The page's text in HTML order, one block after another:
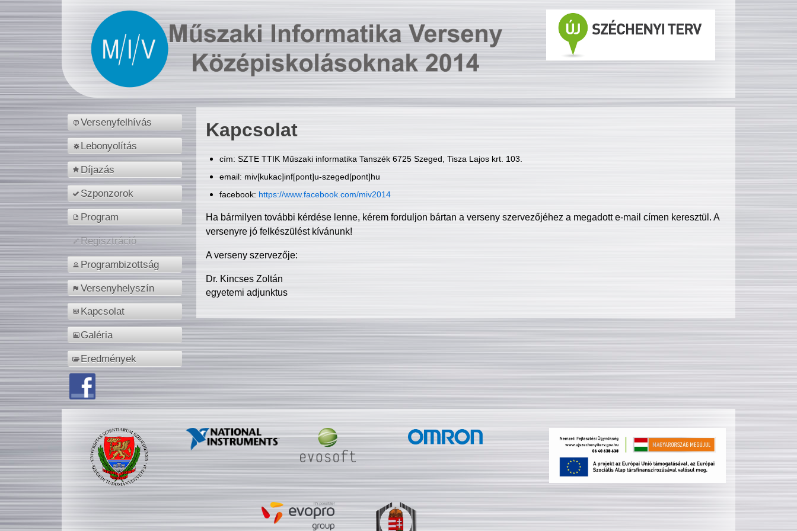
Versenyfelhívás
Lebonyolítás
Díjazás
Szponzorok
Program
Regisztráció
Programbizottság
Versenyhelyszín
Kapcsolat
Galéria
Eredmények
Kapcsolat
cím: SZTE TTIK Műszaki informatika Tanszék 6725 Szeged, Tisza Lajos krt. 103.
email: miv[kukac]inf[pont]u-szeged[pont]hu
facebook: https://www.facebook.com/miv2014
Ha bármilyen további kérdése lenne, kérem forduljon bártan a verseny szervezőjéhez a megadott e-mail címen keresztül. A
versenyre jó felkészülést kívánunk!
A verseny szervezője:
Dr. Kincses Zoltán
egyetemi adjunktus